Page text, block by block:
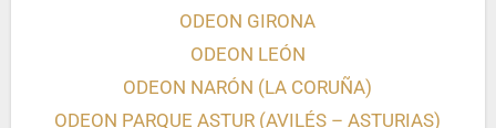
ODEON GIRONA
ODEON LEÓN
ODEON NARÓN (LA CORUÑA)
ODEON PARQUE ASTUR (AVILÉS – ASTURIAS)